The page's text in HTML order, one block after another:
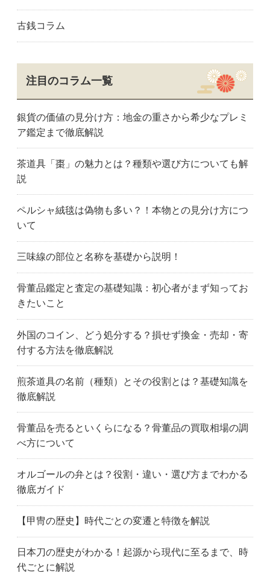
古銭コラム
注目のコラム一覧
銀貨の価値の見分け方：地金の重さから希少なプレミ
ア鑑定まで徹底解説
茶道具「棗」の魅力とは？種類や選び方についても解
説
ペルシャ絨毯は偽物も多い？！本物との見分け方につ
いて
三味線の部位と名称を基礎から説明！
骨董品鑑定と査定の基礎知識：初心者がまず知ってお
きたいこと
外国のコイン、どう処分する？損せず換金・売却・寄
付する方法を徹底解説
煎茶道具の名前（種類）とその役割とは？基礎知識を
徹底解説
骨董品を売るといくらになる？骨董品の買取相場の調
べ方について
オルゴールの弁とは？役割・違い・選び方までわかる
徹底ガイド
【甲冑の歴史】時代ごとの変遷と特徴を解説
日本刀の歴史がわかる！起源から現代に至るまで、時
代ごとに解説